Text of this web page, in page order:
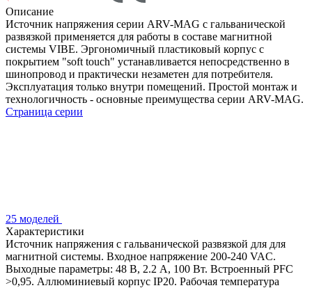
Описание
Источник напряжения серии ARV-MAG с гальванической
развязкой применяется для работы в составе магнитной
системы VIBE. Эргономичный пластиковый корпус с
покрытием "soft touch" устанавливается непосредственно в
шинопровод и практически незаметен для потребителя.
Эксплуатация только внутри помещений. Простой монтаж и
технологичность - основные преимущества серии ARV-MAG.
Страница серии
25 моделей
Характеристики
Источник напряжения с гальванической развязкой для для
магнитной системы. Входное напряжение 200-240 VAC.
Выходные параметры: 48 В, 2.2 А, 100 Вт. Встроенный PFC
>0,95. Аллюминиевый корпус IP20. Рабочая температура